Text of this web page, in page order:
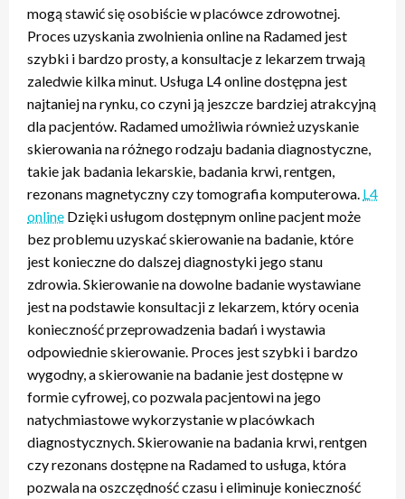
mogą stawić się osobiście w placówce zdrowotnej.
Proces uzyskania zwolnienia online na Radamed jest
szybki i bardzo prosty, a konsultacje z lekarzem trwają
zaledwie kilka minut. Usługa L4 online dostępna jest
najtaniej na rynku, co czyni ją jeszcze bardziej atrakcyjną
dla pacjentów. Radamed umożliwia również uzyskanie
skierowania na różnego rodzaju badania diagnostyczne,
takie jak badania lekarskie, badania krwi, rentgen,
rezonans magnetyczny czy tomografia komputerowa. L4
online Dzięki usługom dostępnym online pacjent może
bez problemu uzyskać skierowanie na badanie, które
jest konieczne do dalszej diagnostyki jego stanu
zdrowia. Skierowanie na dowolne badanie wystawiane
jest na podstawie konsultacji z lekarzem, który ocenia
konieczność przeprowadzenia badań i wystawia
odpowiednie skierowanie. Proces jest szybki i bardzo
wygodny, a skierowanie na badanie jest dostępne w
formie cyfrowej, co pozwala pacjentowi na jego
natychmiastowe wykorzystanie w placówkach
diagnostycznych. Skierowanie na badania krwi, rentgen
czy rezonans dostępne na Radamed to usługa, która
pozwala na oszczędność czasu i eliminuje konieczność